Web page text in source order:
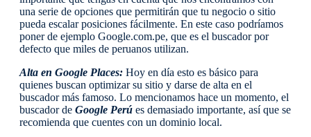
una serie de opciones que permitirán que tu negocio o sitio
pueda escalar posiciones fácilmente. En este caso podríamos
poner de ejemplo Google.com.pe, que es el buscador por
defecto que miles de peruanos utilizan.
Alta en Google Places: Hoy en día esto es básico para
quienes buscan optimizar su sitio y darse de alta en el
buscador más famoso. Lo mencionamos hace un momento, el
buscador de Google Perú es demasiado importante, así que se
recomienda que cuentes con un dominio local.